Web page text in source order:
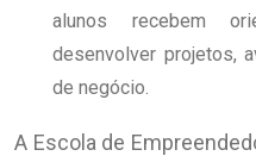
alunos recebem
desenvolver projetos,
de negócio.
A Escola de